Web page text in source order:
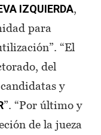
IZQUIERDA
para
“El
del
y
”. “Por último y
de la jueza